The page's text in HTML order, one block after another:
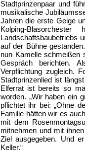
Stadtprinzenpaar und
musikalische
Jahren die erste Geige
Kolping-
Landschaftsbaubetriebs
auf der Bühne
nun Kamelle schmeißen
Gespräch berichten.
Verpflichtung zugleich.
Stadtprinzenlied ist
Elferrat ist bereits so
worden. „Wir haben ein
pflichtet ihr bei: „Ohne
Familie hätten wir es
mit dem
mitnehmen und mit
Ziel ausgegeben. Und
Keller.“